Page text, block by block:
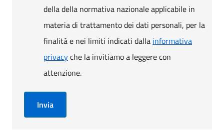
della della normativa nazionale applicabile in
materia di trattamento dei dati personali, per la
finalità e nei limiti indicati dalla informativa
privacyche la invitiamo a leggere con
attenzione.
Invia